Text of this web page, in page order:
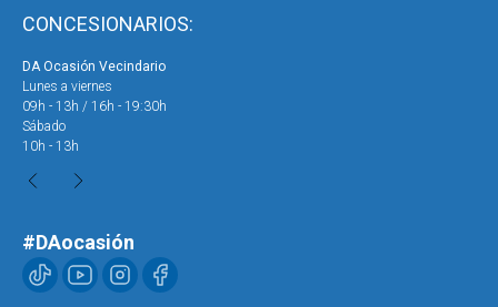
CONCESIONARIOS:
DA Ocasión Vecindario
Lunes a viernes
09h - 13h / 16h - 19:30h
Sábado
10h - 13h
#DAocasión